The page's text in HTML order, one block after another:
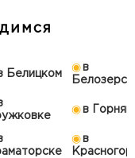
Белицком
в
в
в